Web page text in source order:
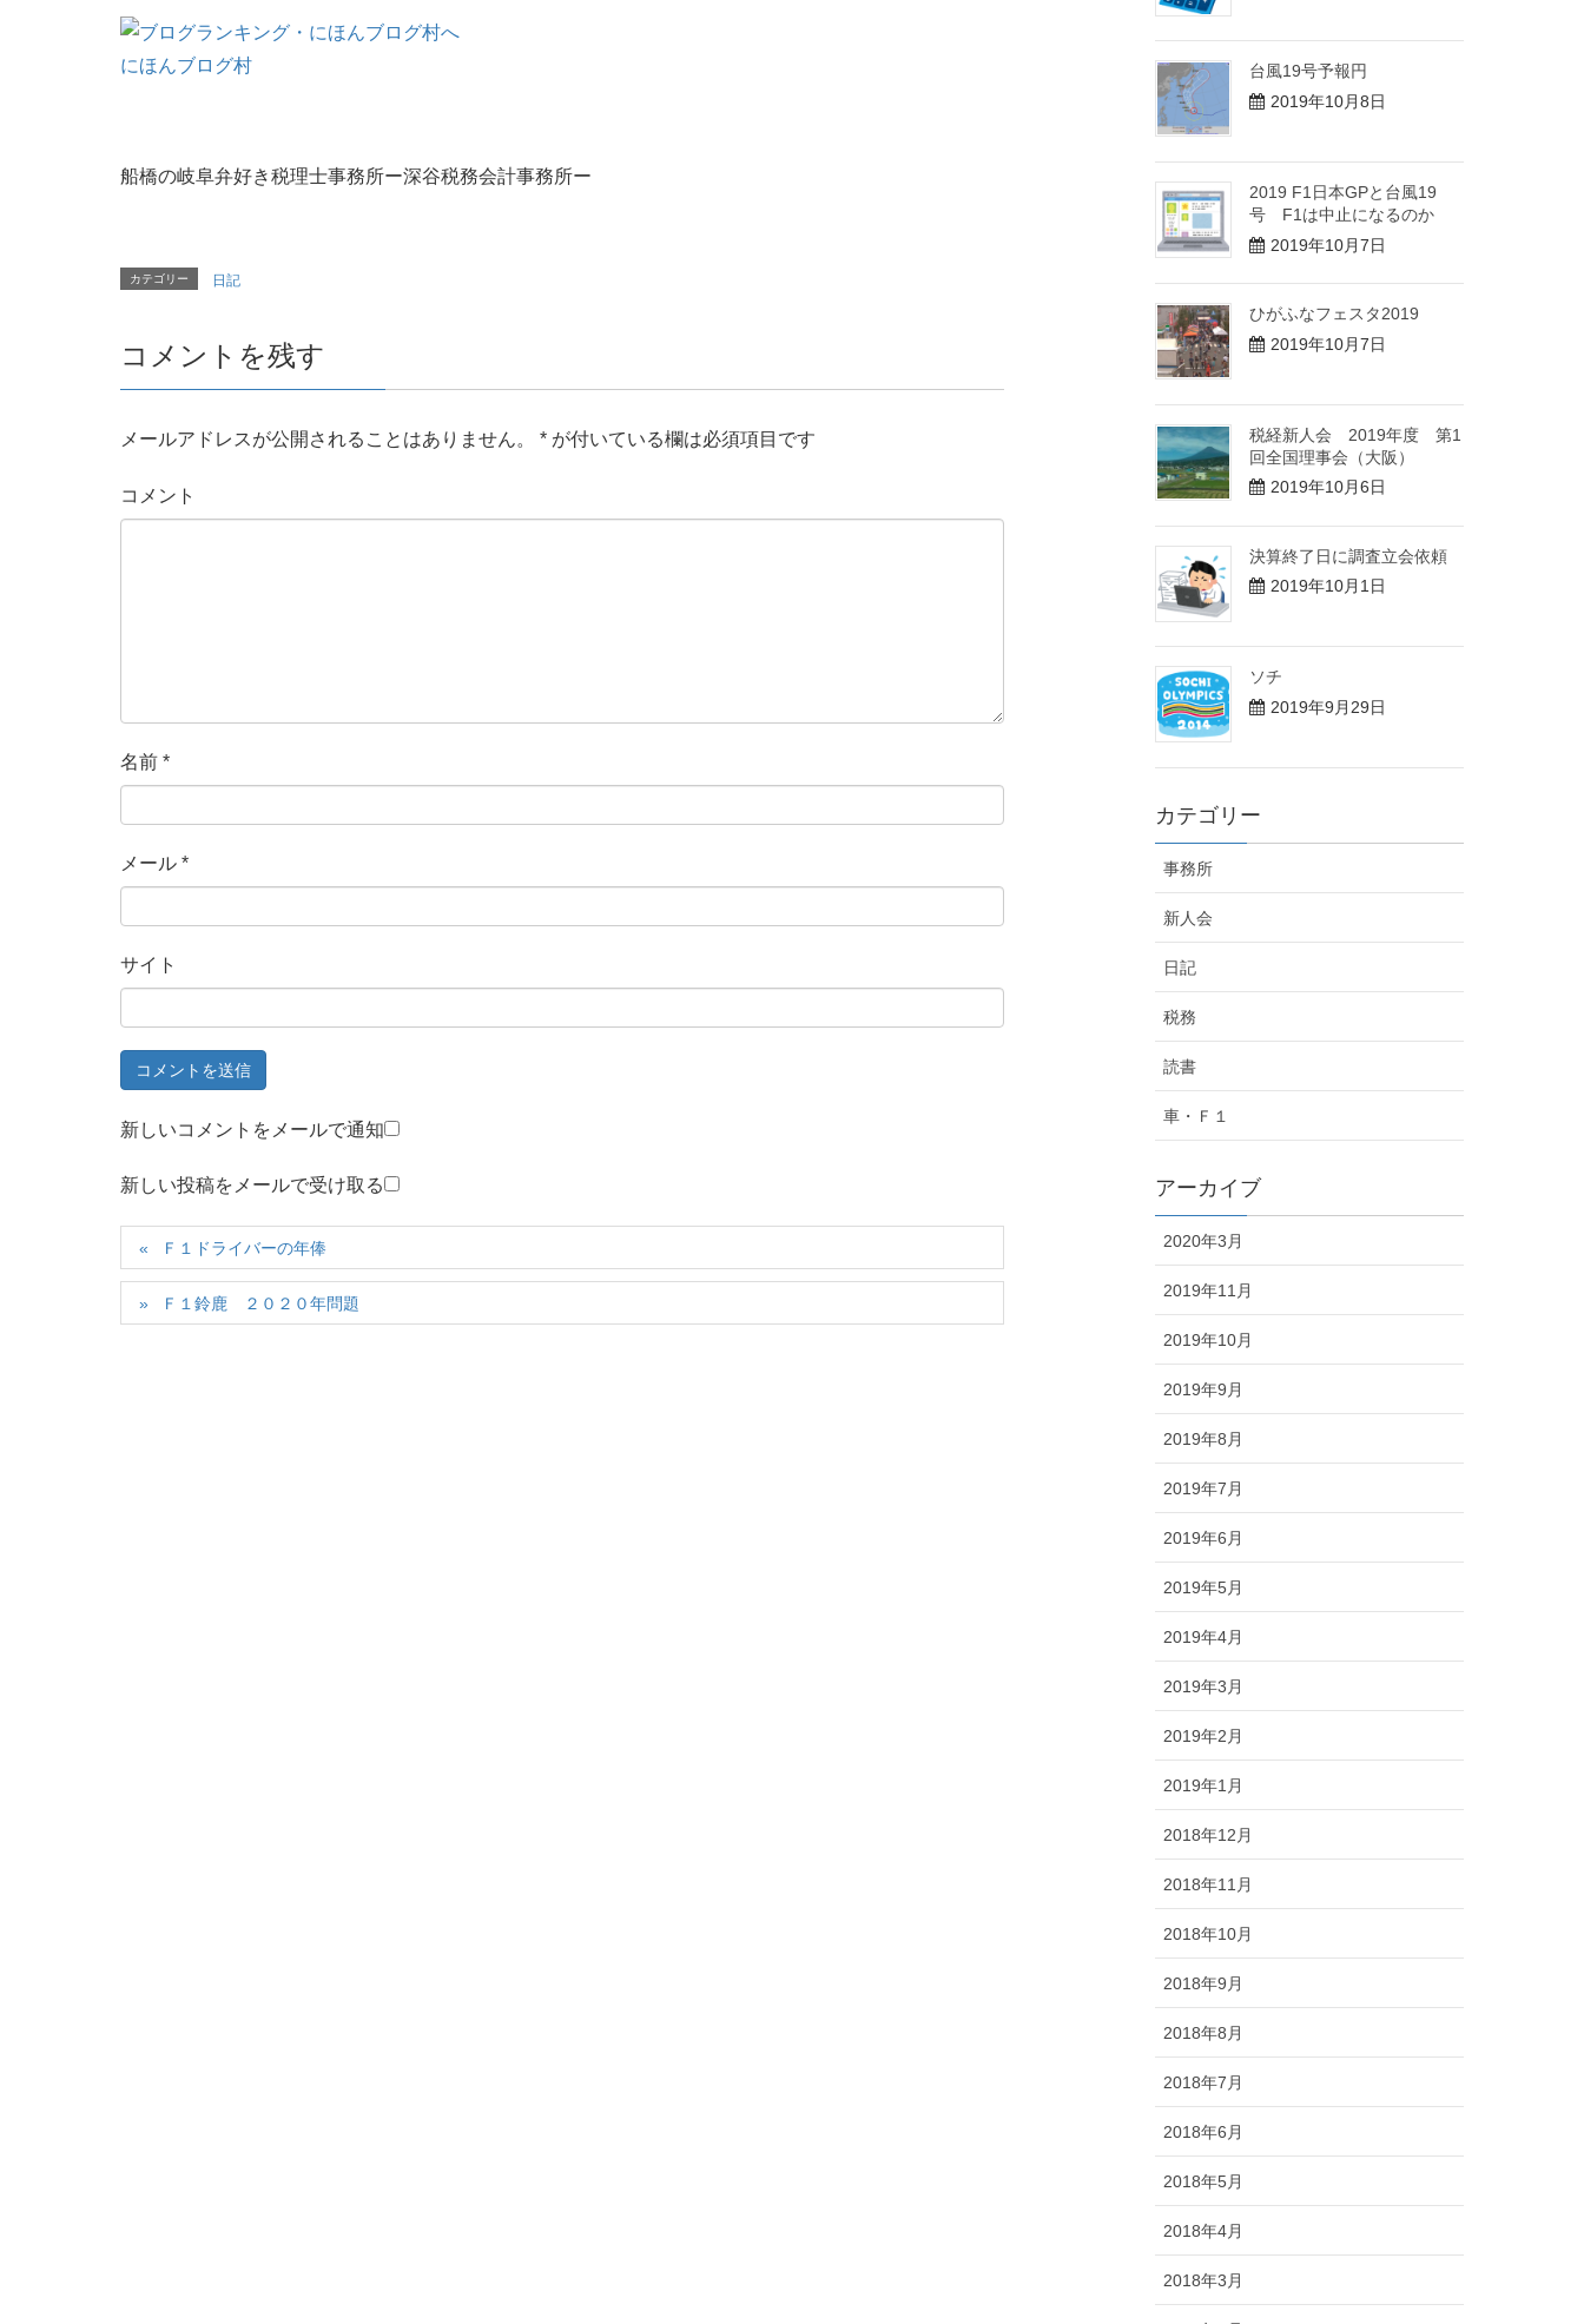
にほんブログ村
船橋の岐阜弁好き税理士事務所ー深谷税務会計事務所ー
カテゴリー 日記
コメントを残す
メールアドレスが公開されることはありません。 * が付いている欄は必須項目です
コメント
名前 *
メール *
サイト
新しいコメントをメールで通知
新しい投稿をメールで受け取る
Ｆ１ドライバーの年俸
Ｆ１鈴鹿 ２０２０年問題
台風19号予報円
2019年10月8日
2019 F1日本GPと台風19
号 F1は中止になるのか
2019年10月7日
ひがふなフェスタ2019
2019年10月7日
税経新人会 2019年度 第1
回全国理事会（大阪）
2019年10月6日
決算終了日に調査立会依頼
2019年10月1日
ソチ
2019年9月29日
カテゴリー
事務所
新人会
日記
税務
読書
車・Ｆ１
アーカイブ
2020年3月
2019年11月
2019年10月
2019年9月
2019年8月
2019年7月
2019年6月
2019年5月
2019年4月
2019年3月
2019年2月
2019年1月
2018年12月
2018年11月
2018年10月
2018年9月
2018年8月
2018年7月
2018年6月
2018年5月
2018年4月
2018年3月